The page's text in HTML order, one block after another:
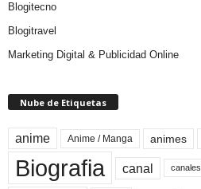
Blogitecno
Blogitravel
Marketing Digital & Publicidad Online
Nube de Etiquetas
anime Anime / Manga animes
Biografia canal canales